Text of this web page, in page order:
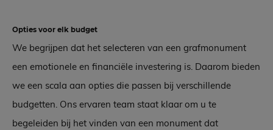
Opties voor elk budget
We begrijpen dat het selecteren van een grafmonument
een emotionele en financiële investering is. Daarom bieden
we een scala aan opties die passen bij verschillende
budgetten. Ons ervaren team staat klaar om u te
begeleiden bij het vinden van een monument dat